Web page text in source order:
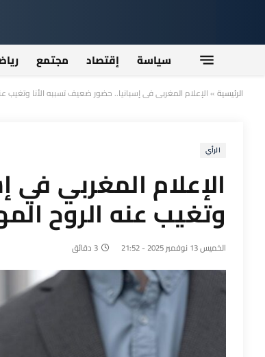
سياسة إقتصاد مجتمع
الرئيسية»الإعلام المغربي في إسبانيا.. حضور ضعيف تسببه الأنا وتغيب
الرأي
الإعلام المغربي في
وتغيب عنه الروح
الخميس 13 نوفمبر 2025 - 21:52 3 دقائق